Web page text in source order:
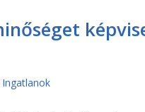
Ingatlanok